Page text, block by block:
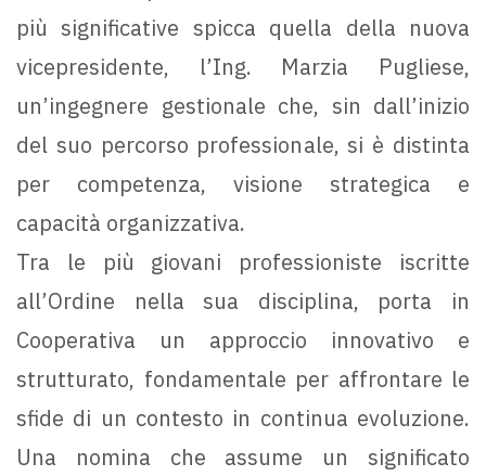
più significative spicca quella della nuova
vicepresidente, l’Ing. Marzia Pugliese,
un’ingegnere gestionale che, sin dall’inizio
del suo percorso professionale, si è distinta
per competenza, visione strategica e
capacità organizzativa.
Tra le più giovani professioniste iscritte
all’Ordine nella sua disciplina, porta in
Cooperativa un approccio innovativo e
strutturato, fondamentale per affrontare le
sfide di un contesto in continua evoluzione.
Una nomina che assume un significato